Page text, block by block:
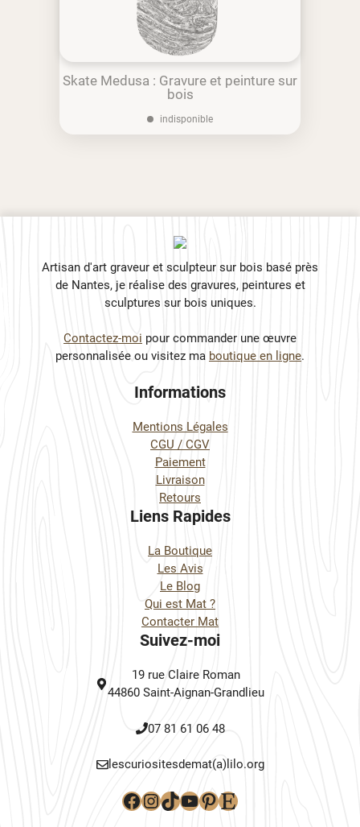
Skate Medusa : Gravure et peinture sur
bois
indisponible
Artisan d'art graveur et sculpteur sur bois basé près
de Nantes, je réalise des gravures, peintures et
sculptures sur bois uniques.
Contactez-moi pour commander une œuvre
personnalisée ou visitez ma boutique en ligne.
Informations
Mentions Légales
CGU / CGV
Paiement
Livraison
Retours
Liens Rapides
La Boutique
Les Avis
Le Blog
Qui est Mat ?
Contacter Mat
Suivez-moi
19 rue Claire Roman
44860 Saint-Aignan-Grandlieu
07 81 61 06 48
lescuriositesdemat(a)lilo.org
Facebook
Instagram
TikTok
YouTube
Pinterest
Etsy